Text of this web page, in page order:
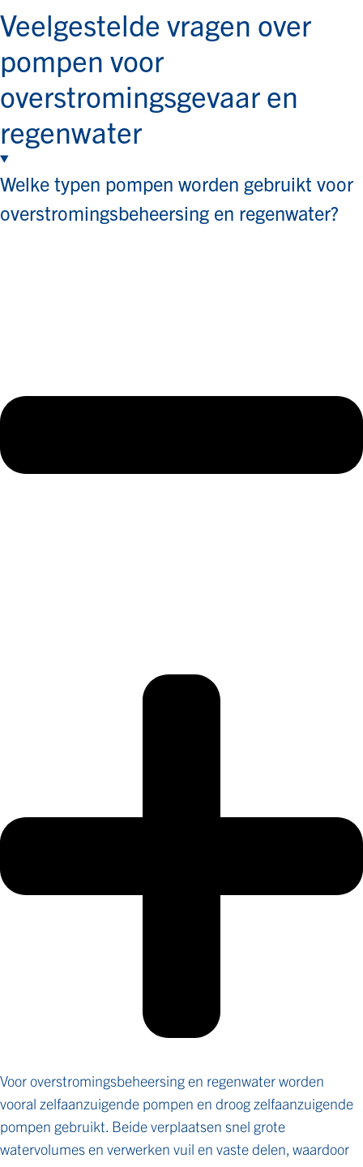
Veelgestelde vragen over
pompen voor
overstromingsgevaar en
regenwater
Welke typen pompen worden gebruikt voor
overstromingsbeheersing en regenwater?
Voor overstromingsbeheersing en regenwater worden
vooral zelfaanzuigende pompen en droog zelfaanzuigende
pompen gebruikt. Beide verplaatsen snel grote
watervolumes en verwerken vuil en vaste delen, waardoor